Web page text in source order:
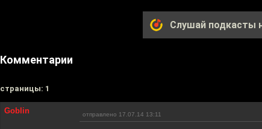
Слушай подкасты
Комментарии
cтраницы: 1
Goblin отправлено 17.07.14 13:11